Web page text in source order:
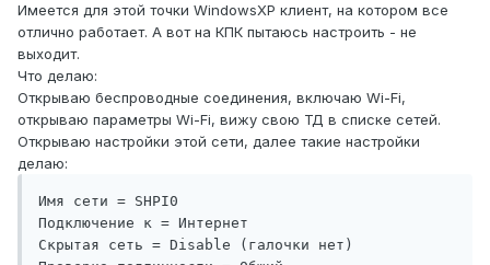
Имеется для этой точки WindowsXP клиент, на котором все
отлично работает. А вот на КПК пытаюсь настроить - не
выходит.
Что делаю:
Открываю беспроводные соединения, включаю Wi-Fi,
открываю параметры Wi-Fi, вижу свою ТД в списке сетей.
Открываю настройки этой сети, далее такие настройки
делаю:
Имя сети = SHPI0
Подключение к = Интернет
Скрытая сеть = Disable (галочки нет)